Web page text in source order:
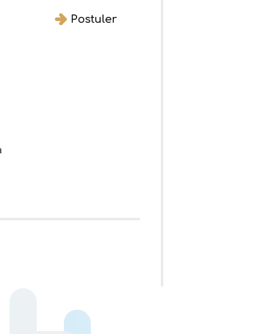
Postuler